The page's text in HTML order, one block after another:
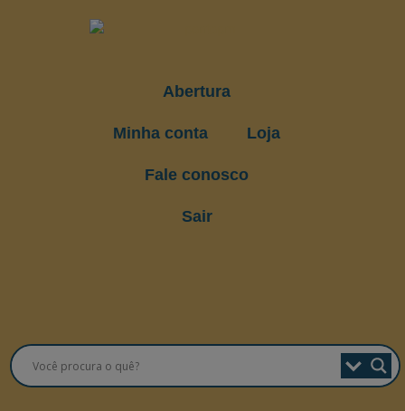
Abertura
Minha conta Loja
Fale conosco
Sair